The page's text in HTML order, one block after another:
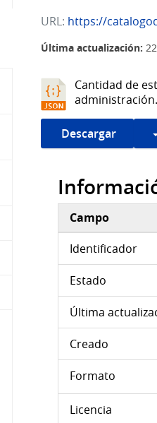
URL: https://
Última actualización:
Cantidad de
Descargar
Campo
Identificador
Estado
Última
Creado
Formato
Licencia